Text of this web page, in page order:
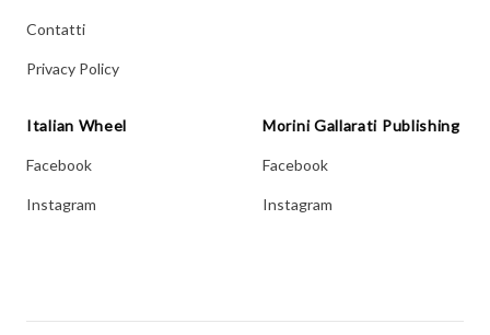
Contatti
Privacy Policy
Italian Wheel
Facebook
Instagram
Morini Gallarati Publishing
Facebook
Instagram